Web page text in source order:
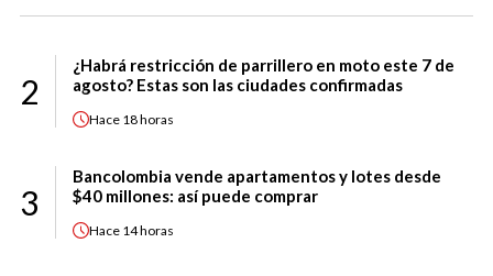
2
¿Habrá restricción de parrillero en moto este 7 de
agosto? Estas son las ciudades confirmadas
Hace 18 horas
3
Bancolombia vende apartamentos y lotes desde
$40 millones: así puede comprar
Hace 14 horas